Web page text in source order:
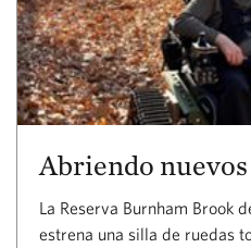
Abriendo
La Reserva Burnham Brook
estrena una silla de ruedas